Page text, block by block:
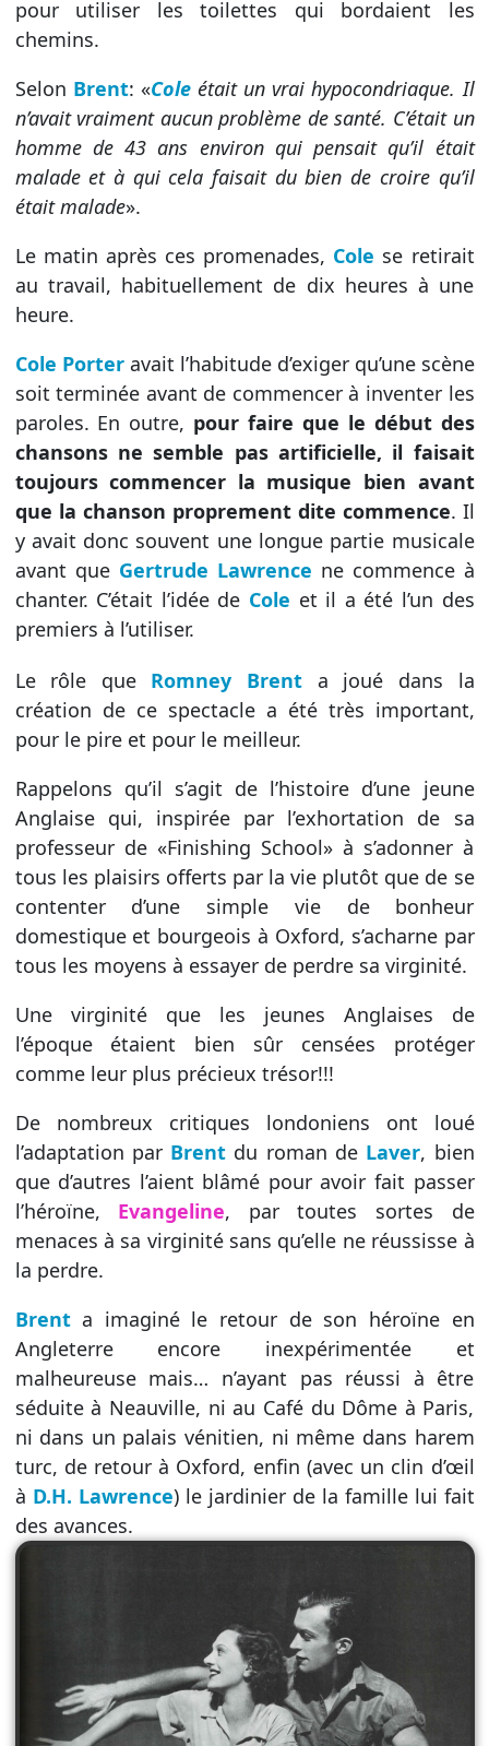
pour utiliser les toilettes qui bordaient les
chemins.
Selon Brent: «Coleétait un vrai hypocondriaque. Il
n’avait vraiment aucun problème de santé. C’était un
homme de 43 ans environ qui pensait qu’il était
malade et à qui cela faisait du bien de croire qu’il
était malade».
Le matin après ces promenades, Cole se retirait
au travail, habituellement de dix heures à une
heure.
Cole Porteravait l’habitude d’exiger qu’une scène
soit terminée avant de commencer à inventer les
paroles. En outre, pour faire que le début des
chansons ne semble pas artificielle, il faisait
toujours commencer la musique bien avant
que la chanson proprement dite commence. Il
y avait donc souvent une longue partie musicale
avant que Gertrude Lawrence ne commence à
chanter. C’était l’idée de Cole et il a été l’un des
premiers à l’utiliser.
Le rôle que Romney Brent a joué dans la
création de ce spectacle a été très important,
pour le pire et pour le meilleur.
Rappelons qu’il s’agit de l’histoire d’une jeune
Anglaise qui, inspirée par l’exhortation de sa
professeur de «Finishing School» à s’adonner à
tous les plaisirs offerts par la vie plutôt que de se
contenter d’une simple vie de bonheur
domestique et bourgeois à Oxford, s’acharne par
tous les moyens à essayer de perdre sa virginité.
Une virginité que les jeunes Anglaises de
l’époque étaient bien sûr censées protéger
comme leur plus précieux trésor!!!
De nombreux critiques londoniens ont loué
l’adaptation par Brent du roman de Laver, bien
que d’autres l’aient blâmé pour avoir fait passer
l’héroïne, Evangeline, par toutes sortes de
menaces à sa virginité sans qu’elle ne réussisse à
la perdre.
Brenta imaginé le retour de son héroïne en
Angleterre encore inexpérimentée et
malheureuse mais… n’ayant pas réussi à être
séduite à Neauville, ni au Café du Dôme à Paris,
ni dans un palais vénitien, ni même dans harem
turc, de retour à Oxford, enfin (avec un clin d’œil
à D.H. Lawrence) le jardinier de la famille lui fait
des avances.